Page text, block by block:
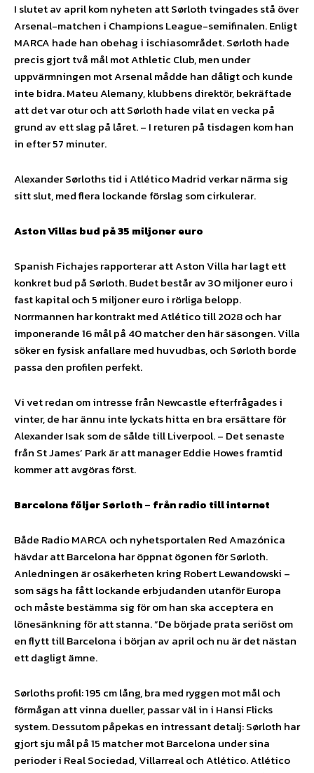
I slutet av april kom nyheten att Sørloth tvingades stå över
Arsenal-matchen i Champions League-semifinalen. Enligt
MARCA hade han obehag i ischiasområdet. Sørloth hade
precis gjort två mål mot Athletic Club, men under
uppvärmningen mot Arsenal mådde han dåligt och kunde
inte bidra. Mateu Alemany, klubbens direktör, bekräftade
att det var otur och att Sørloth hade vilat en vecka på
grund av ett slag på låret. – I returen på tisdagen kom han
in efter 57 minuter.
Alexander Sørloths tid i Atlético Madrid verkar närma sig
sitt slut, med flera lockande förslag som cirkulerar.
Aston Villas bud på 35 miljoner euro
Spanish Fichajes rapporterar att Aston Villa har lagt ett
konkret bud på Sørloth. Budet består av 30 miljoner euro i
fast kapital och 5 miljoner euro i rörliga belopp.
Norrmannen har kontrakt med Atlético till 2028 och har
imponerande 16 mål på 40 matcher den här säsongen. Villa
söker en fysisk anfallare med huvudbas, och Sørloth borde
passa den profilen perfekt.
Vi vet redan om intresse från Newcastle efterfrågades i
vinter, de har ännu inte lyckats hitta en bra ersättare för
Alexander Isak som de sålde till Liverpool. – Det senaste
från St James’ Park är att manager Eddie Howes framtid
kommer att avgöras först.
Barcelona följer Sørloth – från radio till internet
Både Radio MARCA och nyhetsportalen Red Amazónica
hävdar att Barcelona har öppnat ögonen för Sørloth.
Anledningen är osäkerheten kring Robert Lewandowski –
som sägs ha fått lockande erbjudanden utanför Europa
och måste bestämma sig för om han ska acceptera en
lönesänkning för att stanna. ”De började prata seriöst om
en flytt till Barcelona i början av april och nu är det nästan
ett dagligt ämne.
Sørloths profil: 195 cm lång, bra med ryggen mot mål och
förmågan att vinna dueller, passar väl in i Hansi Flicks
system. Dessutom påpekas en intressant detalj: Sørloth har
gjort sju mål på 15 matcher mot Barcelona under sina
perioder i Real Sociedad, Villarreal och Atlético. Atlético